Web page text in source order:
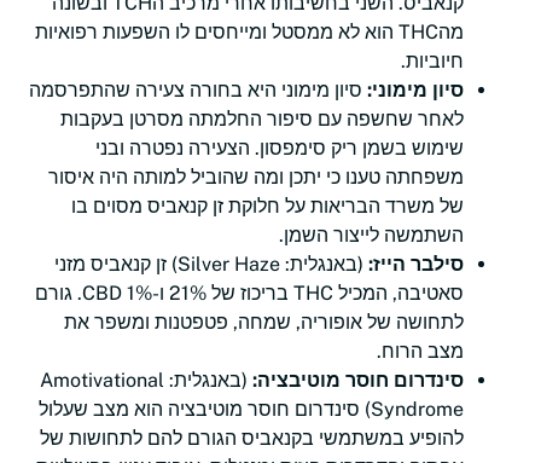
מהTHC הוא לא ממסטל ומייחסים לו השפעות רפואיות
חיוביות.
סיון מימוני: סיון מימוני היא בחורה צעירה שהתפרסמה
לאחר שחשפה עם סיפור החלמתה מסרטן בעקבות
שימוש בשמן ריק סימפסון. הצעירה נפטרה ובני
משפחתה טענו כי יתכן ומה שהוביל למותה היה איסור
של משרד הבריאות על חלוקת זן קנאביס מסוים בו
השתמשה לייצור השמן.
סילבר הייז:
(באנגלית: Silver Haze) זן קנאביס מזני
סאטיבה, המכיל THC בריכוז של 21% ו-1% CBD. גורם
לתחושה של אופוריה, שמחה, פטפטנות ומשפר את
מצב הרוח.
סינדרום חוסר מוטיבציה:
(באנגלית: Amotivational
Syndrome) סינדרום חוסר מוטיבציה הוא מצב שעלול
להופיע במשתמשי בקנאביס הגורם להם לתחושות של